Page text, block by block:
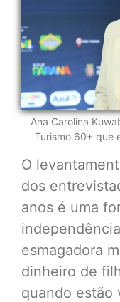
Ana Carolina
Turismo 60+ que
O
dos
anos é uma
esmagadora
dinheiro de
quando estão